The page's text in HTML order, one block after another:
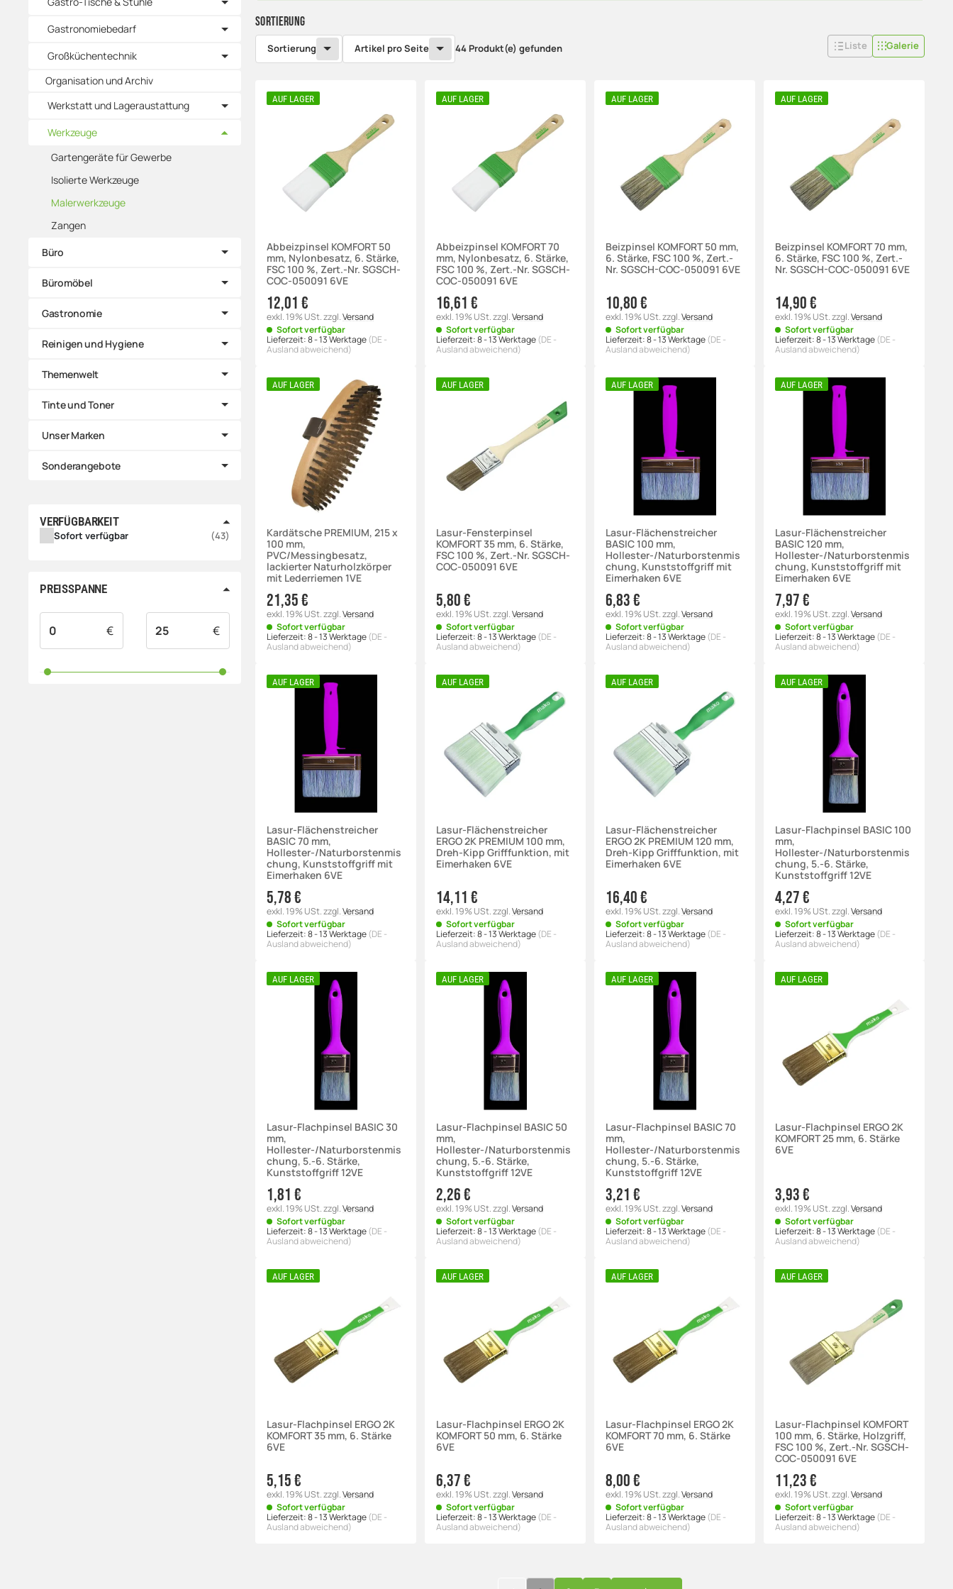
Sortierung
Sortierung Artikel pro Seite 44 Produkt(e) gefunden Liste Galerie
AUF LAGER
Abbeizpinsel KOMFORT 50
mm, Nylonbesatz, 6. Stärke,
FSC 100 %, Zert.-Nr. SGSCH-
COC-050091 6VE
12,01 €
exkl. 19% USt.zzgl.Versand
Sofort verfügbar
Lieferzeit:8 - 13 Werktage(DE -
Ausland abweichend)
AUF LAGER
Abbeizpinsel KOMFORT 70
mm, Nylonbesatz, 6. Stärke,
FSC 100 %, Zert.-Nr. SGSCH-
COC-050091 6VE
16,61 €
exkl. 19% USt.zzgl.Versand
Sofort verfügbar
Lieferzeit:8 - 13 Werktage(DE -
Ausland abweichend)
AUF LAGER
Beizpinsel KOMFORT 50 mm,
6. Stärke, FSC 100 %, Zert.-
Nr. SGSCH-COC-050091 6VE
10,80 €
exkl. 19% USt.zzgl.Versand
Sofort verfügbar
Lieferzeit:8 - 13 Werktage(DE -
Ausland abweichend)
AUF LAGER
Beizpinsel KOMFORT 70 mm,
6. Stärke, FSC 100 %, Zert.-
Nr. SGSCH-COC-050091 6VE
14,90 €
exkl. 19% USt.zzgl.Versand
Sofort verfügbar
Lieferzeit:8 - 13 Werktage(DE -
Ausland abweichend)
AUF LAGER
Kardätsche PREMIUM, 215 x
100 mm,
PVC/Messingbesatz,
lackierter Naturholzkörper
mit Lederriemen 1VE
21,35 €
exkl. 19% USt.zzgl.Versand
Sofort verfügbar
Lieferzeit:8 - 13 Werktage(DE -
Ausland abweichend)
AUF LAGER
Lasur-Fensterpinsel
KOMFORT 35 mm, 6. Stärke,
FSC 100 %, Zert.-Nr. SGSCH-
COC-050091 6VE
5,80 €
exkl. 19% USt.zzgl.Versand
Sofort verfügbar
Lieferzeit:8 - 13 Werktage(DE -
Ausland abweichend)
AUF LAGER
Lasur-Flächenstreicher
BASIC 100 mm,
Hollester-/Naturborstenmis
chung, Kunststoffgriff mit
Eimerhaken 6VE
6,83 €
exkl. 19% USt.zzgl.Versand
Sofort verfügbar
Lieferzeit:8 - 13 Werktage(DE -
Ausland abweichend)
AUF LAGER
Lasur-Flächenstreicher
BASIC 120 mm,
Hollester-/Naturborstenmis
chung, Kunststoffgriff mit
Eimerhaken 6VE
7,97 €
exkl. 19% USt.zzgl.Versand
Sofort verfügbar
Lieferzeit:8 - 13 Werktage(DE -
Ausland abweichend)
AUF LAGER
Lasur-Flächenstreicher
BASIC 70 mm,
Hollester-/Naturborstenmis
chung, Kunststoffgriff mit
Eimerhaken 6VE
5,78 €
exkl. 19% USt.zzgl.Versand
Sofort verfügbar
Lieferzeit:8 - 13 Werktage(DE -
Ausland abweichend)
AUF LAGER
Lasur-Flächenstreicher
ERGO 2K PREMIUM 100 mm,
Dreh-Kipp Grifffunktion, mit
Eimerhaken 6VE
14,11 €
exkl. 19% USt.zzgl.Versand
Sofort verfügbar
Lieferzeit:8 - 13 Werktage(DE -
Ausland abweichend)
AUF LAGER
Lasur-Flächenstreicher
ERGO 2K PREMIUM 120 mm,
Dreh-Kipp Grifffunktion, mit
Eimerhaken 6VE
16,40 €
exkl. 19% USt.zzgl.Versand
Sofort verfügbar
Lieferzeit:8 - 13 Werktage(DE -
Ausland abweichend)
AUF LAGER
Lasur-Flachpinsel BASIC 100
mm,
Hollester-/Naturborstenmis
chung, 5.-6. Stärke,
Kunststoffgriff 12VE
4,27 €
exkl. 19% USt.zzgl.Versand
Sofort verfügbar
Lieferzeit:8 - 13 Werktage(DE -
Ausland abweichend)
AUF LAGER
Lasur-Flachpinsel BASIC 30
mm,
Hollester-/Naturborstenmis
chung, 5.-6. Stärke,
Kunststoffgriff 12VE
1,81 €
exkl. 19% USt.zzgl.Versand
Sofort verfügbar
Lieferzeit:8 - 13 Werktage(DE -
Ausland abweichend)
AUF LAGER
Lasur-Flachpinsel BASIC 50
mm,
Hollester-/Naturborstenmis
chung, 5.-6. Stärke,
Kunststoffgriff 12VE
2,26 €
exkl. 19% USt.zzgl.Versand
Sofort verfügbar
Lieferzeit:8 - 13 Werktage(DE -
Ausland abweichend)
AUF LAGER
Lasur-Flachpinsel BASIC 70
mm,
Hollester-/Naturborstenmis
chung, 5.-6. Stärke,
Kunststoffgriff 12VE
3,21 €
exkl. 19% USt.zzgl.Versand
Sofort verfügbar
Lieferzeit:8 - 13 Werktage(DE -
Ausland abweichend)
AUF LAGER
Lasur-Flachpinsel ERGO 2K
KOMFORT 25 mm, 6. Stärke
6VE
3,93 €
exkl. 19% USt.zzgl.Versand
Sofort verfügbar
Lieferzeit:8 - 13 Werktage(DE -
Ausland abweichend)
AUF LAGER
Lasur-Flachpinsel ERGO 2K
KOMFORT 35 mm, 6. Stärke
6VE
5,15 €
exkl. 19% USt.zzgl.Versand
Sofort verfügbar
Lieferzeit:8 - 13 Werktage(DE -
Ausland abweichend)
AUF LAGER
Lasur-Flachpinsel ERGO 2K
KOMFORT 50 mm, 6. Stärke
6VE
6,37 €
exkl. 19% USt.zzgl.Versand
Sofort verfügbar
Lieferzeit:8 - 13 Werktage(DE -
Ausland abweichend)
AUF LAGER
Lasur-Flachpinsel ERGO 2K
KOMFORT 70 mm, 6. Stärke
6VE
8,00 €
exkl. 19% USt.zzgl.Versand
Sofort verfügbar
Lieferzeit:8 - 13 Werktage(DE -
Ausland abweichend)
AUF LAGER
Lasur-Flachpinsel KOMFORT
100 mm, 6. Stärke, Holzgriff,
FSC 100 %, Zert.-Nr. SGSCH-
COC-050091 6VE
11,23 €
exkl. 19% USt.zzgl.Versand
Sofort verfügbar
Lieferzeit:8 - 13 Werktage(DE -
Ausland abweichend)
Gastronomiebedarf
Großküchentechnik
Organisation und Archiv
Werkstatt und Lageraustattung
Werkzeuge
Gartengeräte für Gewerbe
Isolierte Werkzeuge
Malerwerkzeuge
Zangen
Büro
Büromöbel
Gastronomie
Reinigen und Hygiene
Themenwelt
Tinte und Toner
Unser Marken
Sonderangebote
VERFÜGBARKEIT
Sofort verfügbar 43
ARTIKEL GEFUNDEN
PREISSPANNE
€ €